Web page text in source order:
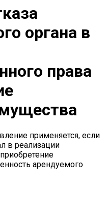
органа в
права
применяется, если
в реализации
арендуемого